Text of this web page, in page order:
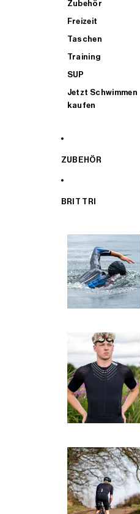
Zubehör
Freizeit
Taschen
Training
SUP
Jetzt Schwimmen
kaufen
ZUBEHÖR
BRIT TRI